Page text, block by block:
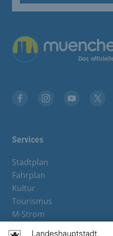
Übergreifende
Services
Stadtplan
Fahrplan
Kultur
Tourismus
M-Strom